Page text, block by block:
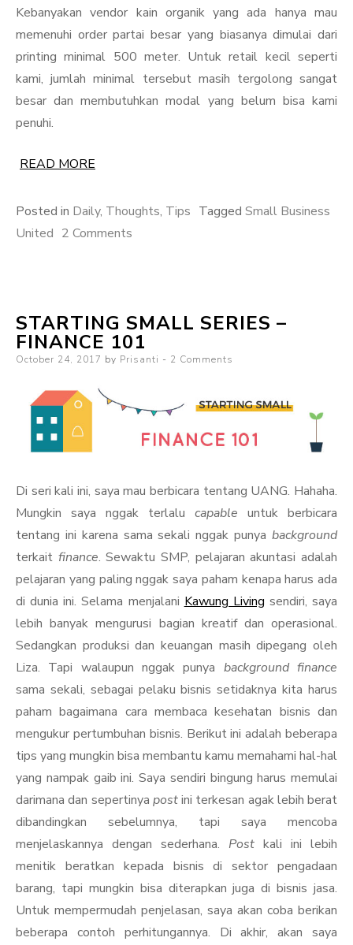
Kebanyakan vendor kain organik yang ada hanya mau
memenuhi order partai besar yang biasanya dimulai dari
printing minimal 500 meter. Untuk retail kecil seperti
kami, jumlah minimal tersebut masih tergolong sangat
besar dan membutuhkan modal yang belum bisa kami
penuhi.
READ MORE
Posted in Daily, Thoughts, Tips Tagged Small Business
United 2 Comments
Memilih
Vendor
Bisnis
STARTING SMALL SERIES –
FINANCE 101
Posted
October 24, 2017 by Prisanti 2 Comments
Di seri kali ini, saya mau berbicara tentang UANG. Hahaha.
Mungkin saya nggak terlalu capable untuk berbicara
tentang ini karena sama sekali nggak punya background
terkait finance. Sewaktu SMP, pelajaran akuntasi adalah
pelajaran yang paling nggak saya paham kenapa harus ada
di dunia ini. Selama menjalani Kawung Living sendiri, saya
lebih banyak mengurusi bagian kreatif dan operasional.
Sedangkan produksi dan keuangan masih dipegang oleh
Liza. Tapi walaupun nggak punya background finance
sama sekali, sebagai pelaku bisnis setidaknya kita harus
paham bagaimana cara membaca kesehatan bisnis dan
mengukur pertumbuhan bisnis. Berikut ini adalah beberapa
tips yang mungkin bisa membantu kamu memahami hal-hal
yang nampak gaib ini. Saya sendiri bingung harus memulai
darimana dan sepertinya postini terkesan agak lebih berat
dibandingkan sebelumnya, tapi saya mencoba
menjelaskannya dengan sederhana. Post kali ini lebih
menitik beratkan kepada bisnis di sektor pengadaan
barang, tapi mungkin bisa diterapkan juga di bisnis jasa.
Untuk mempermudah penjelasan, saya akan coba berikan
beberapa contoh perhitungannya. Di akhir, akan saya